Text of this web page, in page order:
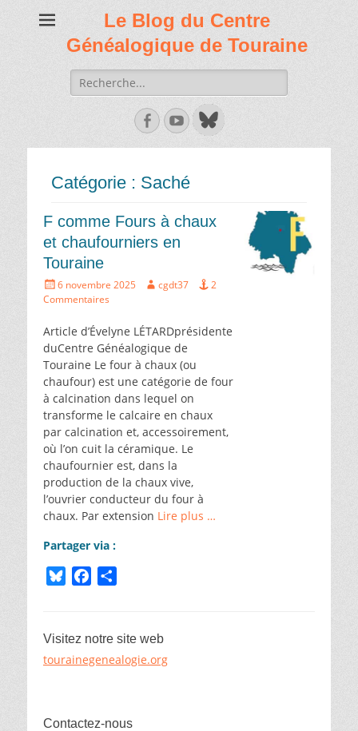
Le Blog du Centre
Généalogique de Touraine
Recherche
de:
Facebook
Youtube
Catégorie : Saché
F comme Fours à chaux
et chaufourniers en
Touraine
Écrit
le
6 novembre 2025 Auteur
cgdt37
2
Commentaires
Article d’Évelyne LÉTARDprésidente
duCentre Généalogique de
Touraine Le four à chaux (ou
chaufour) est une catégorie de four
à calcination dans lequel on
transforme le calcaire en chaux
par calcination et, accessoirement,
où l’on cuit la céramique. Le
chaufournier est, dans la
production de la chaux vive,
l’ouvrier conducteur du four à
chaux. Par extension Lire plus …
Partager via :
e
e
o
t
a
Visitez notre site web
tourainegenealogie.org
Contactez-nous